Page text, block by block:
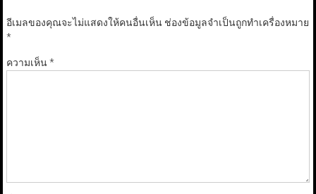
อีเมลของคุณจะไม่แสดงให้คนอื่นเห็น ช่องข้อมูลจำเป็นถูกทำเครื่องหมาย
*
ความเห็น*